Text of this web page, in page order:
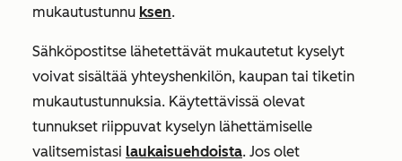
mukautustunnu ksen.
Sähköpostitse lähetettävät mukautetut kyselyt
voivat sisältää yhteyshenkilön, kaupan tai tiketin
mukautustunnuksia. Käytettävissä olevat
tunnukset riippuvat kyselyn lähettämiselle
valitsemistasi laukaisuehdoista. Jos olet